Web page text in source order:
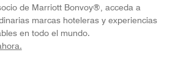
de Marriott Bonvoy®, acceda a
marcas hoteleras y experiencias
en todo el mundo.